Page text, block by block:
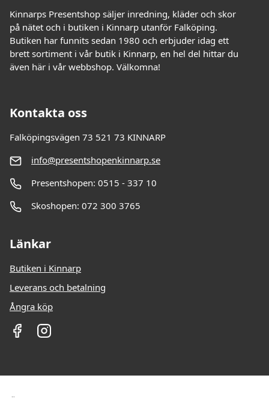
Kinnarps Presentshop säljer inredning, kläder och skor
på nätet och i butiken i Kinnarp utanför Falköping.
Butiken har funnits sedan 1980 och erbjuder idag ett
brett sortiment i vår butik i Kinnarp, en hel del hittar du
även här i vår webbshop. Välkomna!
Kontakta oss
Falköpingsvägen 73 521 73 KINNARP
info@presentshopenkinnarp.se
Presentshopen: 0515 - 337 10
Skoshopen: 072 300 3765
Länkar
Butiken i Kinnarp
Leverans och betalning
Ångra köp